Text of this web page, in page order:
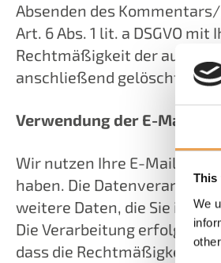
This
We
Absenden des
Art. 6 Abs. 1 lit. a DSGVO
Rechtmäßigkeit der
anschließend gelöscht. Bei
Verwendung der E-Mail-
Wir nutzen Ihre E-Mail-
haben. Die
weitere Daten, die Sie im
Die Verarbeitung erfolgt auf
dass die Rechtmäßigkeit